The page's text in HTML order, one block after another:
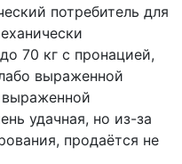
потребитель для
70 кг с пронацией,
выраженной
выраженной
удачная, но из-за
продаётся не